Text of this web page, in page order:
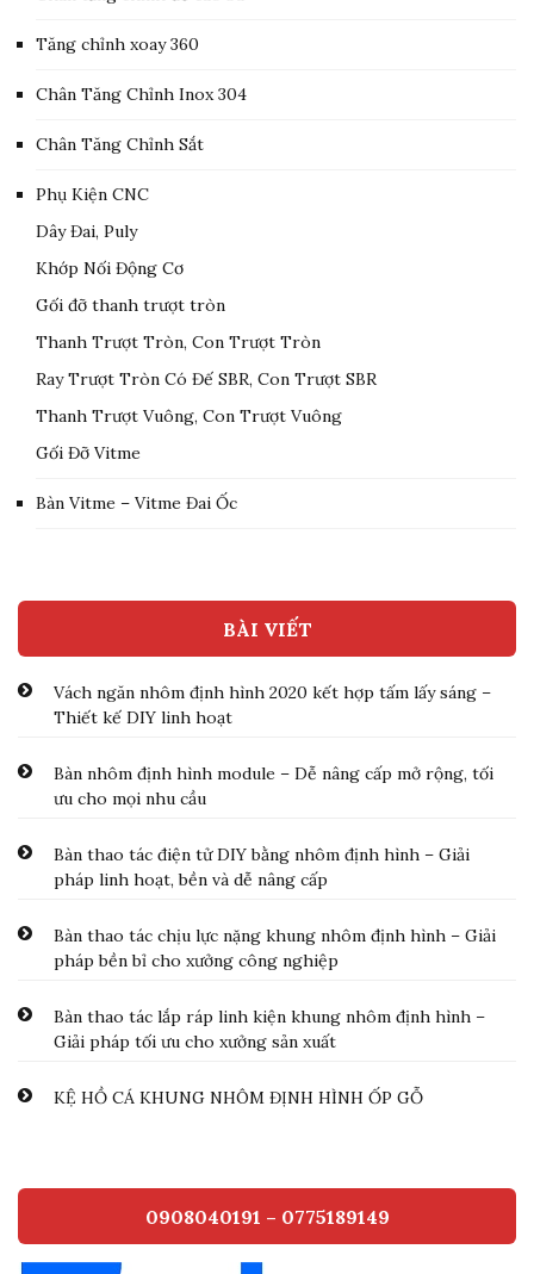
Tăng chỉnh xoay 360
Chân Tăng Chỉnh Inox 304
Chân Tăng Chỉnh Sắt
Phụ Kiện CNC
Dây Đai, Puly
Khớp Nối Động Cơ
Gối đỡ thanh trượt tròn
Thanh Trượt Tròn, Con Trượt Tròn
Ray Trượt Tròn Có Đế SBR, Con Trượt SBR
Thanh Trượt Vuông, Con Trượt Vuông
Gối Đỡ Vitme
Bàn Vitme – Vitme Đai Ốc
BÀI VIẾT
Vách ngăn nhôm định hình 2020 kết hợp tấm lấy sáng –
Thiết kế DIY linh hoạt
Bàn nhôm định hình module – Dễ nâng cấp mở rộng, tối
ưu cho mọi nhu cầu
Bàn thao tác điện tử DIY bằng nhôm định hình – Giải
pháp linh hoạt, bền và dễ nâng cấp
Bàn thao tác chịu lực nặng khung nhôm định hình – Giải
pháp bền bỉ cho xưởng công nghiệp
Bàn thao tác lắp ráp linh kiện khung nhôm định hình –
Giải pháp tối ưu cho xưởng sản xuất
KỆ HỒ CÁ KHUNG NHÔM ĐỊNH HÌNH ỐP GỖ
0908040191 – 0775189149